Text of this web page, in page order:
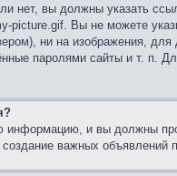
нет, вы должны указать
picture.gif. Вы не можете
ни на изображения,
паролями сайты и т. п.
информацию, и вы должны
важных объявлений